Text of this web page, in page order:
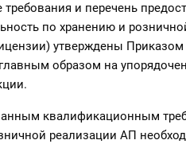
и перечень
по хранению и
утверждены
образом на
квалификационным
реализации АП